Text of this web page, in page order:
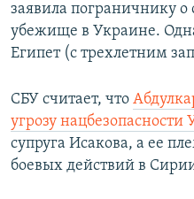
заявила пограничнику
убежище в Украине.
Египет (с трехлетним
СБУ считает, что
угрозу
супруга Исакова, а ее
боевых действий в